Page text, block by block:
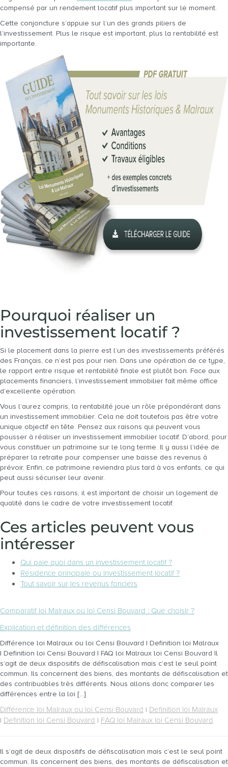
compensé par un rendement locatif plus important sur le moment.
Cette conjoncture s’appuie sur l’un des grands piliers de
l’investissement. Plus le risque est important, plus la rentabilité est
importante.
Pourquoi réaliser un
investissement locatif ?
Si le placement dans la pierre est l’un des investissements préférés
des Français, ce n’est pas pour rien. Dans une opération de ce type,
le rapport entre risque et rentabilité finale est plutôt bon. Face aux
placements financiers, l’investissement immobilier fait même office
d’excellente opération.
Vous l’aurez compris, la rentabilité joue un rôle prépondérant dans
un investissement immobilier. Cela ne doit toutefois pas être votre
unique objectif en tête. Pensez aux raisons qui peuvent vous
pousser à réaliser un investissement immobilier locatif. D’abord, pour
vous constituer un patrimoine sur le long terme. Il y aussi l’idée de
préparer la retraite pour compenser une baisse des revenus à
prévoir. Enfin, ce patrimoine reviendra plus tard à vos enfants, ce qui
peut aussi sécuriser leur avenir.
Pour toutes ces raisons, il est important de choisir un logement de
qualité dans le cadre de votre investissement locatif.
Ces articles peuvent vous
intéresser
Qui paie quoi dans un investissement locatif ?
Résidence principale ou investissement locatif ?
Tout savoir sur les revenus fonciers
Comparatif loi Malraux ou loi Censi Bouvard : Que choisir ?
Explication et définition des différences
Différence loi Malraux ou loi Censi Bouvard | Definition loi Malraux
| Definition loi Censi Bouvard | FAQ loi Malraux loi Censi Bouvard Il
s’agit de deux dispositifs de défiscalisation mais c’est le seul point
commun. Ils concernent des biens, des montants de défiscalisation et
des contribuables très différents. Nous allons donc comparer les
différences entre la loi […]
Différence loi Malraux ou loi Censi Bouvard | Definition loi Malraux
| Definition loi Censi Bouvard | FAQ loi Malraux loi Censi Bouvard
Il s’agit de deux dispositifs de défiscalisation mais c’est le seul point
commun. Ils concernent des biens, des montants de défiscalisation et